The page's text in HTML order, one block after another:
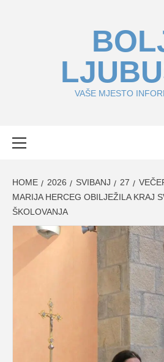
VAŠE MJESTO
HOME 2026 SVIBANJ 27
MARIJA HERCEG OBILJEŽILA KRAJ
ŠKOLOVANJA